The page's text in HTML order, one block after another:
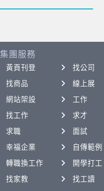
集團服務
黃頁刊登
找公司
找商品
線上展
網站架設
工作
找工作
求才
求職
面試
幸福企業
自傳範例
轉職換工作
開學打工
找家教
找工讀